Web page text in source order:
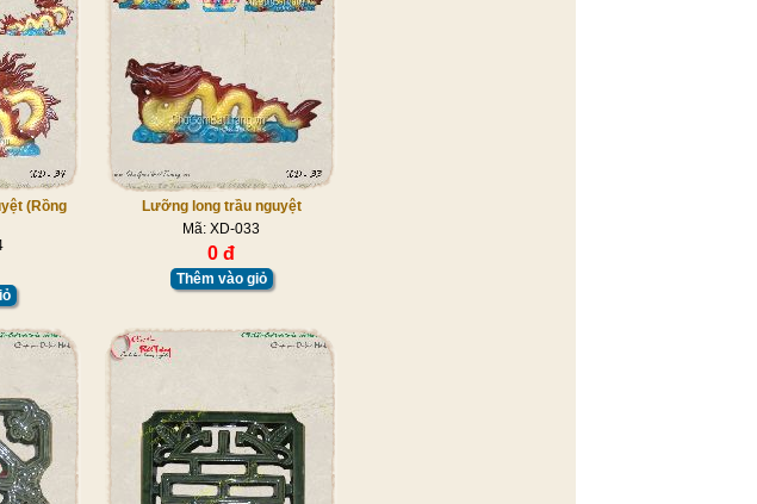
(Rồng
Lưỡng long trầu nguyệt
Mã: XD-033
0 đ
Thêm vào giỏ